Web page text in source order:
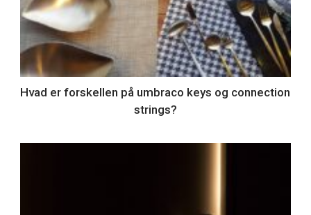
Hvad er forskellen på umbraco keys og connection
strings?